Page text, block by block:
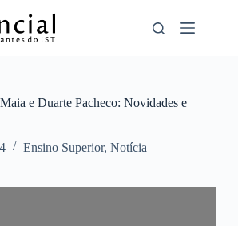
e Duarte Pacheco: Novidades e
Ensino Superior, Notícia